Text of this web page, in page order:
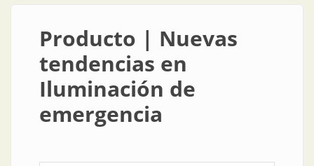
Producto | Nuevas
tendencias en
Iluminación de
emergencia